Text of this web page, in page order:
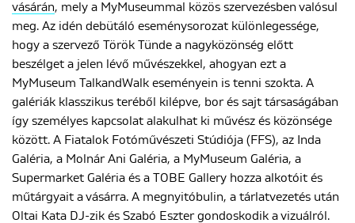
vásárán, mely a MyMuseummal közös szervezésben valósul
meg. Az idén debütáló eseménysorozat különlegessége,
hogy a szervező Török Tünde a nagyközönség előtt
beszélget a jelen lévő művészekkel, ahogyan ezt a
MyMuseum TalkandWalk eseményein is tenni szokta. A
galériák klasszikus teréből kilépve, bor és sajt társaságában
így személyes kapcsolat alakulhat ki művész és közönsége
között. A Fiatalok Fotóművészeti Stúdiója (FFS), az Inda
Galéria, a Molnár Ani Galéria, a MyMuseum Galéria, a
Supermarket Galéria és a TOBE Gallery hozza alkotóit és
műtárgyait a vásárra. A megnyitóbulin, a tárlatvezetés után
Oltai Kata DJ-zik és Szabó Eszter gondoskodik a vizuálról.